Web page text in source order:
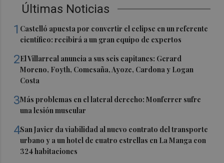
Últimas Noticias
1 Castelló apuesta por convertir el eclipse en un referente
científico: recibirá a un gran equipo de expertos
2El Villarreal anuncia a sus seis capitanes: Gerard
Moreno, Foyth, Comesaña, Ayoze, Cardona y Logan
Costa
3Más problemas en el lateral derecho: Monferrer sufre
una lesión muscular
4San Javier da viabilidad al nuevo contrato del transporte
urbano y a un hotel de cuatro estrellas en La Manga con
324 habitaciones